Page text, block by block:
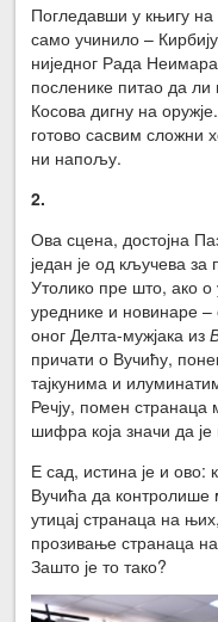
Погледавши у књигу
само учинило –
ниједног Рада
посленике питао да ли
Косова дигну на
готово сасвим сложни
ни напољу.
2.
Ова сцена, достојна
један је од кључева
Утолико пре што, ако о
уреднике и новинаре
оног Делта-мужјака из
причати о Вучићу,
тајкунима и
Речју, помен странаца
шифра која значи да
Е сад, истина је и ово:
Вучића да контролише
утицај странаца на
прозивање странаца
Зашто је то тако?